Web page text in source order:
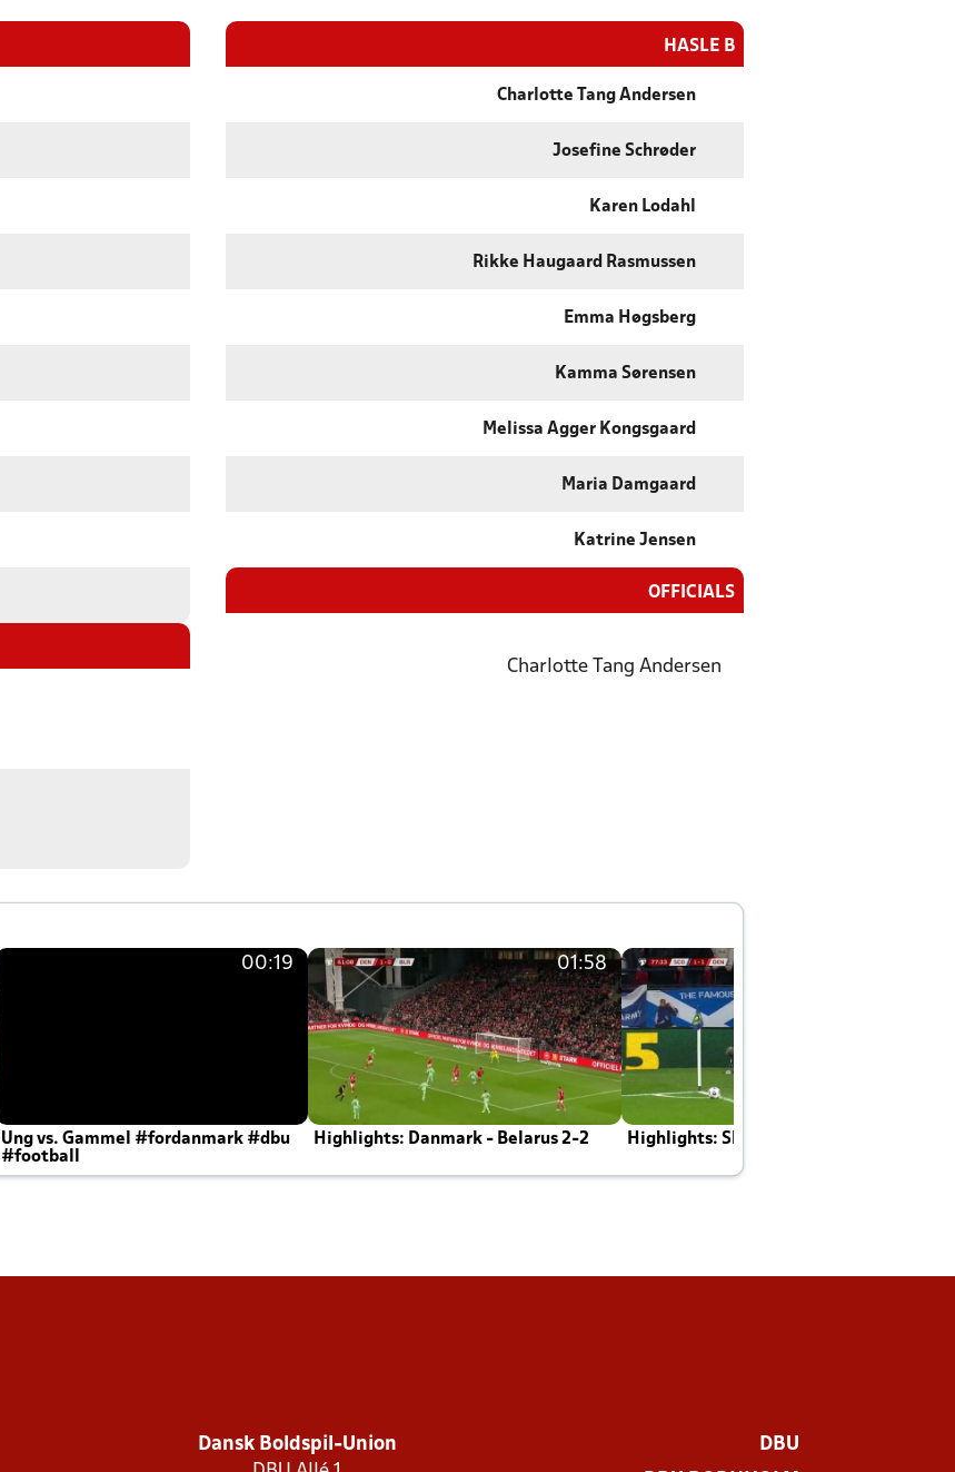
HASLE B
Charlotte Tang Andersen
Josefine Schrøder
Karen Lodahl
Rikke Haugaard Rasmussen
Emma Høgsberg
Kamma Sørensen
Melissa Agger Kongsgaard
Maria Damgaard
Katrine Jensen
OFFICIALS
Charlotte Tang Andersen
00:19
Ung vs. Gammel #fordanmark #dbu
#football
01:58
Highlights: Danmark - Belarus 2-2 Highlights: Skotland - Danmark 4-2
Dansk Boldspil-Union
DBU